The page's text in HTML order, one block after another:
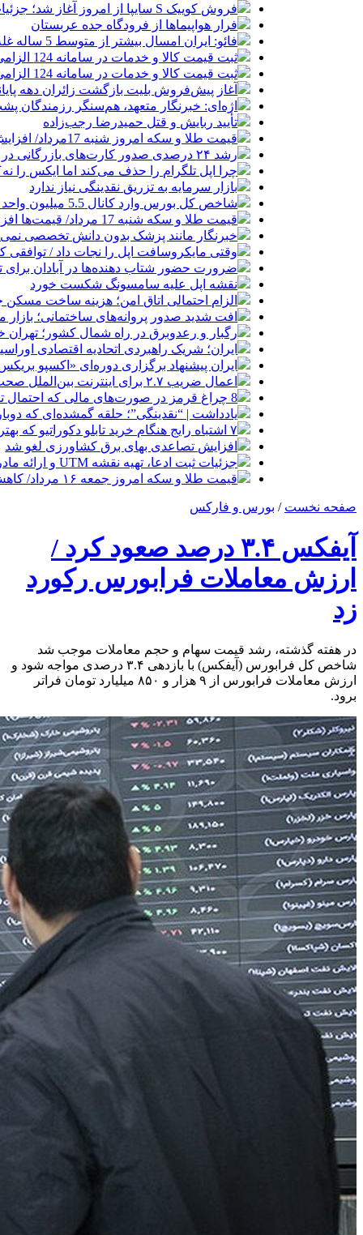
فروش کوییک S سایپا از امروز آغاز شد؛ جزئیات ثبت‌نام و شرایط
فرار هواپیماها از فرودگاه جده عربستان
فائو: ایران امسال بیشتر از متوسط 5 ساله غله تولید می‌کند
ثبت قیمت کالا و خدمات در سامانه 124 الزامی شد
ثبت قیمت کالا و خدمات در سامانه 124 الزامی شد
آغاز پیش‌فروش بلیت بازگشت زائران دهه
اژه‌ای: خبرنگار متعهد، هم‌سنگر رزمندگان
تأیید ربایش و قتل حمیدرضا رجب‌زاده
قیمت طلا و سکه امروز شنبه 17مرداد/ افزایش همه قیمت ها + جدول و جزئیات
رشد ۲۴ درصدی صدور کارت‌های بازرگانی در گرگان
چرا اپل تلگرام را حذف می‌کند اما ایکس را
بازار سرمایه به تزریق نقدینگی نیاز ندارد
شاخص کل بورس وارد کانال 5.5 میلیون واحد شد
قیمت طلا و سکه شنبه 17 مرداد/ قیمت‌ها افزایشی
خبرنگار مانند پزشک بدون دانش تخصصی
وقتی مایکروسافت اپل را نجات داد /
ضرورت حضور شتاب ‌دهنده‌ها در آبادان
نقشه اپل علیه سامسونگ شکست خورد
الزام احتمالی اتاق امن؛ هزینه ساخت مسکن
افت شدید صدور پروانه‌های ساختمانی؛
رگبار و رعدوبرق در راه شمال کشور؛
ایران؛ شریک راهبردی اتحادیه اقتصادی
ایران پیشنهاد برگزاری دوره‌ای «اکسپو
اعمال ضریب ۲.۷ برای اینترنت بین‌الملل صحت دارد؟ / واکنش سازمان تنظیم مقررات
8 چراغ قرمز در صورت‌های مالی که احتمال تقلب را آشکار می‌کند
یادداشت | “نقدینگی”؛ حلقه گمشده‌ای که
۷ اشتباه رایج هنگام خرید تابلو دکوراتیو که بهتر است مرتکب نشوید
افزایش تصاعدی بهای برق کشاورزی لغو شد
جزئیات ثبت ادعا، تهیه نقشه UTM و ارائه مادر سند اعلام شد
قیمت طلا و سکه امروز جمعه ۱۶ مرداد/ کاهش قیمت ها+ جدول و جزییات
صفحه نخست / بورس و فارکس
آیفکس ۳.۴ درصد صعود کرد /
ارزش معاملات فرابورس رکورد
زد
در هفته گذشته، رشد قیمت سهام و حجم معاملات موجب شد
شاخص کل فرابورس (آیفکس) با بازدهی ۳.۴ درصدی مواجه شود و
ارزش معاملات فرابورس از ۹ هزار و ۸۵۰ میلیارد تومان فراتر
برود.